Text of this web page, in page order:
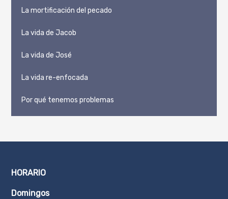
La mortificación del pecado
La vida de Jacob
La vida de José
La vida re-enfocada
Por qué tenemos problemas
HORARIO
Domingos